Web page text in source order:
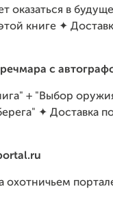
оказаться в
книге ✦
с
+ "Выбор
✦ Доставка
охотничьем